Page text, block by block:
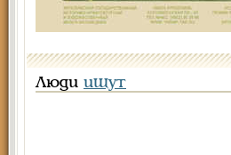
Люди ищут